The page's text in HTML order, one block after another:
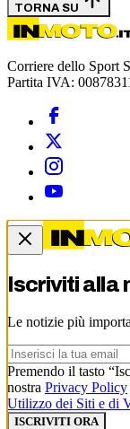
TORNA SU
Corriere dello Sport
Partita IVA:
Iscriviti alla
Le notizie più
Premendo il tasto
nostra Privacy Policy
Utilizzo dei Siti e di
ISCRIVITI ORA